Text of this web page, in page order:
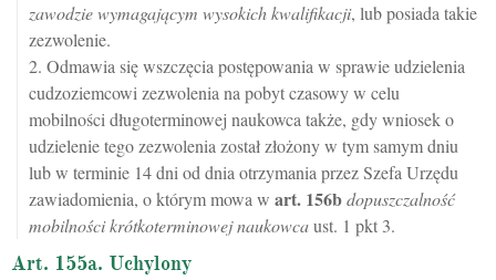
zawodzie wymagającym wysokich kwalifikacji, lub posiada takie
zezwolenie.
2. Odmawia się wszczęcia postępowania w sprawie udzielenia
cudzoziemcowi zezwolenia na pobyt czasowy w celu
mobilności długoterminowej naukowca także, gdy wniosek o
udzielenie tego zezwolenia został złożony w tym samym dniu
lub w terminie 14 dni od dnia otrzymania przez Szefa Urzędu
zawiadomienia, o którym mowa w art. 156bdopuszczalność
mobilności krótkoterminowej naukowcaust. 1 pkt 3.
Art. 155a. Uchylony